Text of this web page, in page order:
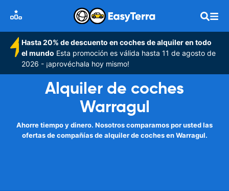
Hasta 20% de descuento en coches de alquiler en todo
el mundo Esta promoción es válida hasta 11 de agosto de
2026 - ¡aprovéchala hoy mismo!
Alquiler de coches
Warragul
Ahorre tiempo y dinero. Nosotros comparamos por usted las
ofertas de compañías de alquiler de coches en Warragul.